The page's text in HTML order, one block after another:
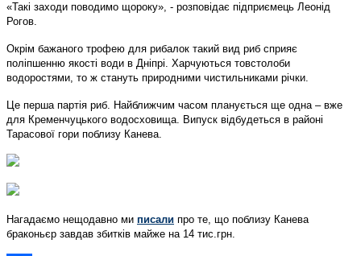
«Такі заходи поводимо щороку», - розповідає підприємець Леонід
Рогов.
Окрім бажаного трофею для рибалок такий вид риб сприяє
поліпшенню якості води в Дніпрі. Харчуються товстолоби
водоростями, то ж стануть природними чистильниками річки.
Це перша партія риб. Найближчим часом планується ще одна – вже
для Кременчуцького водосховища. Випуск відбудеться в районі
Тарасової гори поблизу Канева.
Нагадаємо нещодавно ми писали про те, що поблизу Канева
браконьєр завдав збитків майже на 14 тис.грн.